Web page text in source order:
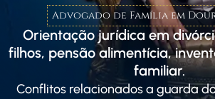
Advogado de Família em
Orientação jurídica em
filhos, pensão alimentícia,
familiar.
Conflitos relacionados a guarda